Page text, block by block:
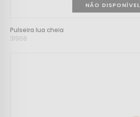
NÃO DISPONÍVEL
Pulseira lua cheia
31968